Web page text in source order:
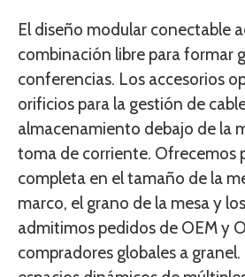
El diseño modular conectable
combinación libre para formar
conferencias. Los accesorios
orificios para la gestión de
almacenamiento debajo de la
toma de corriente. Ofrecemos
completa en el tamaño de la
marco, el grano de la mesa y
admitimos pedidos de OEM y
compradores globales a